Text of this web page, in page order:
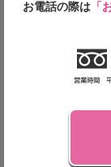
お電話の際は 「